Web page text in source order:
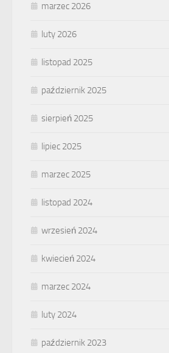
marzec 2026
luty 2026
listopad 2025
październik 2025
sierpień 2025
lipiec 2025
marzec 2025
listopad 2024
wrzesień 2024
kwiecień 2024
marzec 2024
luty 2024
październik 2023